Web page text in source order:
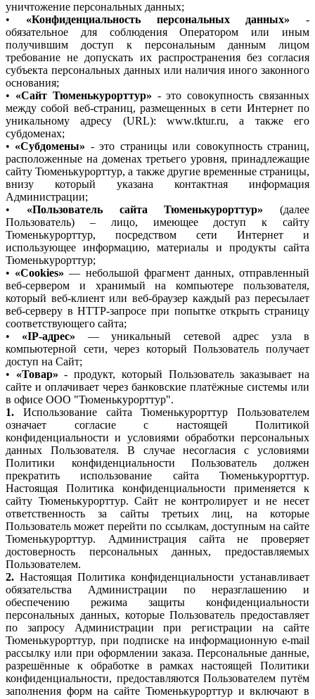
уничтожение персональных данных;
• «Конфиденциальность персональных данных» -
обязательное для соблюдения Оператором или иным
получившим доступ к персональным данным лицом
требование не допускать их распространения без согласия
субъекта персональных данных или наличия иного законного
основания;
• «Сайт Тюменькурорттур» - это совокупность связанных
между собой веб-страниц, размещенных в сети Интернет по
уникальному адресу (URL): www.tktur.ru, а также его
субдоменах;
• «Субдомены» - это страницы или совокупность страниц,
расположенные на доменах третьего уровня, принадлежащие
сайту Тюменькурорттур, а также другие временные страницы,
внизу который указана контактная информация
Администрации;
• «Пользователь сайта Тюменькурорттур» (далее
Пользователь) – лицо, имеющее доступ к сайту
Тюменькурорттур, посредством сети Интернет и
использующее информацию, материалы и продукты сайта
Тюменькурорттур;
• «Cookies» — небольшой фрагмент данных, отправленный
веб-сервером и хранимый на компьютере пользователя,
который веб-клиент или веб-браузер каждый раз пересылает
веб-серверу в HTTP-запросе при попытке открыть страницу
соответствующего сайта;
• «IP-адрес» — уникальный сетевой адрес узла в
компьютерной сети, через который Пользователь получает
доступ на Сайт;
• «Товар» - продукт, который Пользователь заказывает на
сайте и оплачивает через банковские платёжные системы или
в офисе ООО "Тюменькурорттур".
1. Использование сайта Тюменькурорттур Пользователем
означает согласие с настоящей Политикой
конфиденциальности и условиями обработки персональных
данных Пользователя. В случае несогласия с условиями
Политики конфиденциальности Пользователь должен
прекратить использование сайта Тюменькурорттур.
Настоящая Политика конфиденциальности применяется к
сайту Тюменькурорттур. Сайт не контролирует и не несет
ответственность за сайты третьих лиц, на которые
Пользователь может перейти по ссылкам, доступным на сайте
Тюменькурорттур. Администрация сайта не проверяет
достоверность персональных данных, предоставляемых
Пользователем.
2. Настоящая Политика конфиденциальности устанавливает
обязательства Администрации по неразглашению и
обеспечению режима защиты конфиденциальности
персональных данных, которые Пользователь предоставляет
по запросу Администрации при регистрации на сайте
Тюменькурорттур, при подписке на информационную e-mail
рассылку или при оформлении заказа. Персональные данные,
разрешённые к обработке в рамках настоящей Политики
конфиденциальности, предоставляются Пользователем путём
заполнения форм на сайте Тюменькурорттур и включают в